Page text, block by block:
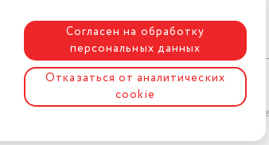
Согласен на обработку
персональных данных
Отказаться от аналитических
cookie